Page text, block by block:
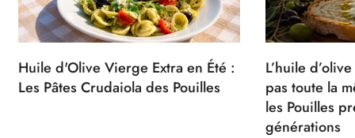
Huile d'Olive Vierge Extra en Été :
Les Pâtes Crudaiola des Pouilles
L’huile
pas toute la
les Pouilles
générations